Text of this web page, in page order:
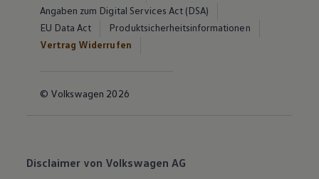
Angaben zum Digital Services Act (DSA)
EU Data Act
Produktsicherheitsinformationen
Vertrag Widerrufen
© Volkswagen 2026
Disclaimer von Volkswagen AG